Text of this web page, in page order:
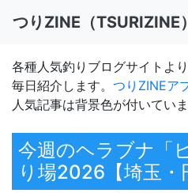
つりZINE（TSURIZINE）
各種人気釣りブログサイトよ
毎日紹介します。 つりZINEア
人気記事は背景色が付いていま
今週のヘラブナ「
り場2026【埼玉・